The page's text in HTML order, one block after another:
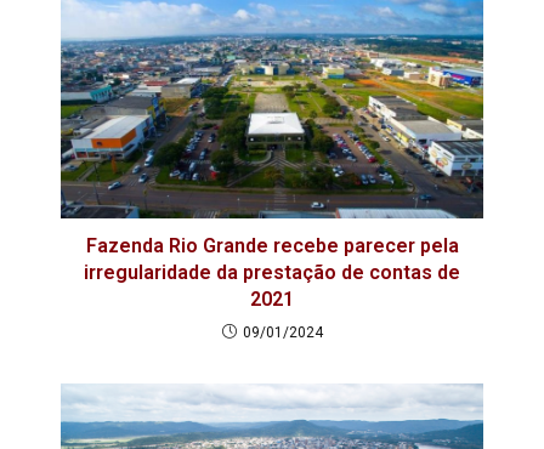
Fazenda Rio Grande recebe parecer pela
irregularidade da prestação de contas de
2021
09/01/2024